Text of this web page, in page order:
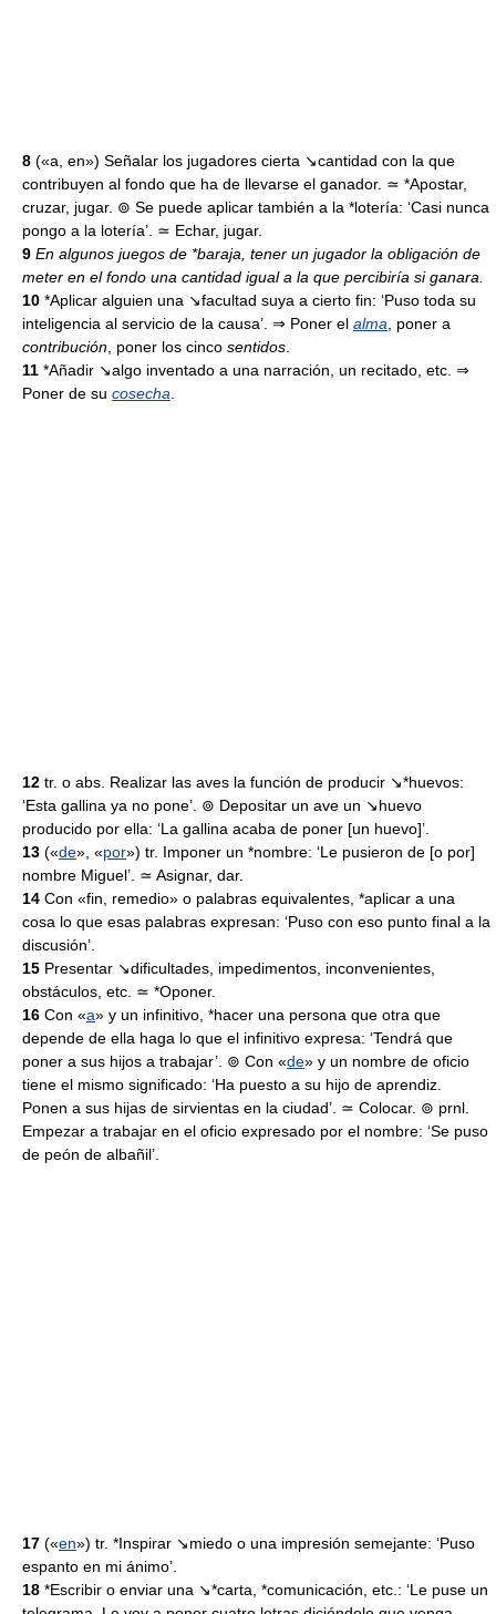
8 («a, en») Señalar los jugadores cierta ↘cantidad con la que
contribuyen al fondo que ha de llevarse el ganador. ≃ *Apostar,
cruzar, jugar. ⊚ Se puede aplicar también a la *lotería: ‘Casi nunca
pongo a la lotería’. ≃ Echar, jugar.
9 En algunos juegos de *baraja, tener un jugador la obligación de
meter en el fondo una cantidad igual a la que percibiría si ganara.
10 *Aplicar alguien una ↘facultad suya a cierto fin: ‘Puso toda su
inteligencia al servicio de la causa’. ⇒ Poner el alma , poner a
contribución , poner los cinco sentidos
11 *Añadir ↘algo inventado a una narración, un recitado, etc. ⇒
Poner de su cosecha
12 tr. o abs. Realizar las aves la función de producir ↘*huevos:
‘Esta gallina ya no pone’. ⊚ Depositar un ave un ↘huevo
producido por ella: ‘La gallina acaba de poner [un huevo]’.
13 («de», «por») tr. Imponer un *nombre: ‘Le pusieron de [o por]
nombre Miguel’. ≃ Asignar, dar.
14 Con «fin, remedio» o palabras equivalentes, *aplicar a una
cosa lo que esas palabras expresan: ‘Puso con eso punto final a la
discusión’.
15 Presentar ↘dificultades, impedimentos, inconvenientes,
obstáculos, etc. ≃ *Oponer.
16 Con «a» y un infinitivo, *hacer una persona que otra que
depende de ella haga lo que el infinitivo expresa: ‘Tendrá que
poner a sus hijos a trabajar’. ⊚ Con «de» y un nombre de oficio
tiene el mismo significado: ‘Ha puesto a su hijo de aprendiz.
Ponen a sus hijas de sirvientas en la ciudad’. ≃ Colocar. ⊚ prnl.
Empezar a trabajar en el oficio expresado por el nombre: ‘Se puso
de peón de albañil’.
17 («en») tr. *Inspirar ↘miedo o una impresión semejante: ‘Puso
espanto en mi ánimo’.
18 *Escribir o enviar una ↘*carta, *comunicación, etc.: ‘Le puse un